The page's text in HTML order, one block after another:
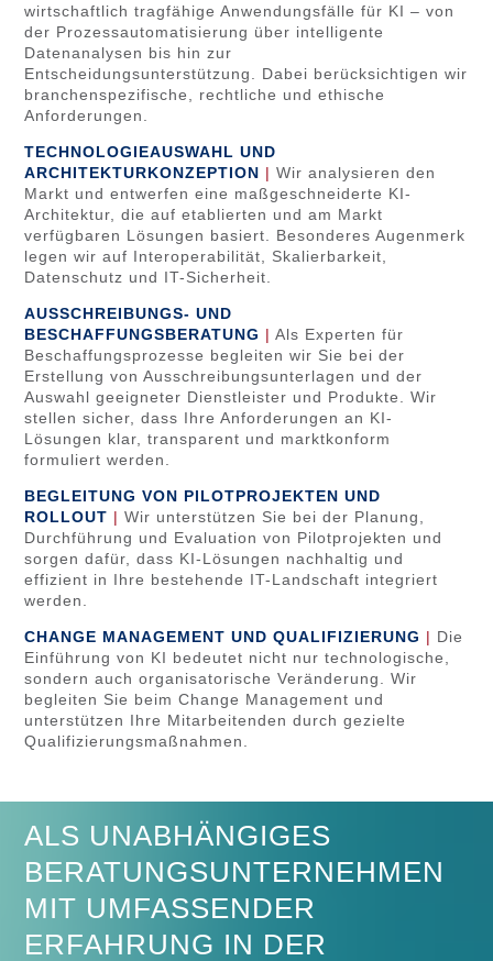
wirtschaftlich tragfähige Anwendungsfälle für KI – von
der Prozessautomatisierung über intelligente
Datenanalysen bis hin zur
Entscheidungsunterstützung. Dabei berücksichtigen wir
branchenspezifische, rechtliche und ethische
Anforderungen.
TECHNOLOGIEAUSWAHL UND
ARCHITEKTURKONZEPTION | Wir analysieren den
Markt und entwerfen eine maßgeschneiderte KI-
Architektur, die auf etablierten und am Markt
verfügbaren Lösungen basiert. Besonderes Augenmerk
legen wir auf Interoperabilität, Skalierbarkeit,
Datenschutz und IT-Sicherheit.
AUSSCHREIBUNGS- UND
BESCHAFFUNGSBERATUNG | Als Experten für
Beschaffungsprozesse begleiten wir Sie bei der
Erstellung von Ausschreibungsunterlagen und der
Auswahl geeigneter Dienstleister und Produkte. Wir
stellen sicher, dass Ihre Anforderungen an KI-
Lösungen klar, transparent und marktkonform
formuliert werden.
BEGLEITUNG VON PILOTPROJEKTEN UND
ROLLOUT | Wir unterstützen Sie bei der Planung,
Durchführung und Evaluation von Pilotprojekten und
sorgen dafür, dass KI-Lösungen nachhaltig und
effizient in Ihre bestehende IT-Landschaft integriert
werden.
CHANGE MANAGEMENT UND QUALIFIZIERUNG | Die
Einführung von KI bedeutet nicht nur technologische,
sondern auch organisatorische Veränderung. Wir
begleiten Sie beim Change Management und
unterstützen Ihre Mitarbeitenden durch gezielte
Qualifizierungsmaßnahmen.
ALS UNABHÄNGIGES
BERATUNGSUNTERNEHMEN
MIT UMFASSENDER
ERFAHRUNG IN DER